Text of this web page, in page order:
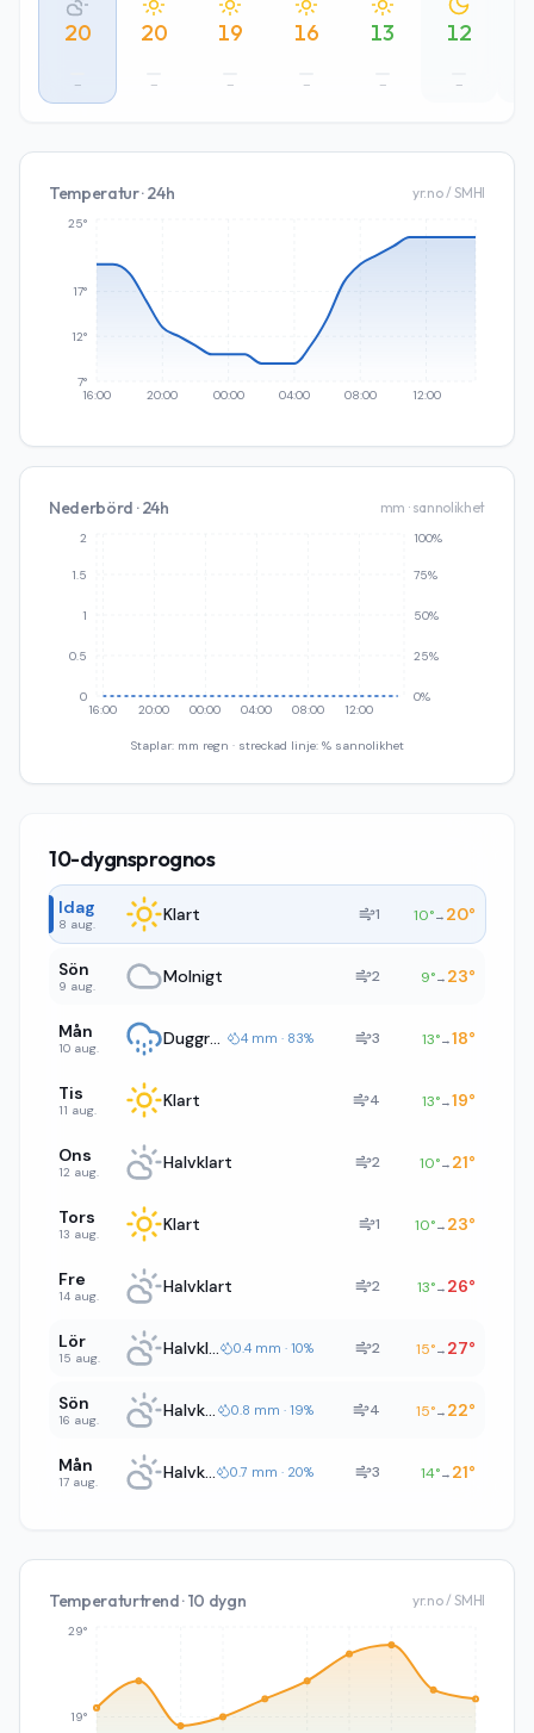
20
–
20
–
19
–
16
–
13
–
12
–
Temperatur · 24h yr.no / SMHI
16:00 20:00 00:00 04:00 08:00 12:00
7°
12°
17°
25°
Nederbörd · 24h mm · sannolikhet
16:00 20:00 00:00 04:00 08:00 12:00
0
0.5
1
1.5
2
0%
25%
50%
75%
100%
Staplar: mm regn · streckad linje: % sannolikhet
10-dygnsprognos
Idag
8 aug. Klart 1 10°→ 20°
Sön
9 aug. Molnigt 2 9°→ 23°
Mån
10 aug. Duggregn 4 mm · 83% 3 13°→18°
Tis
11 aug. Klart 4 13°→19°
Ons
12 aug. Halvklart 2 10°→ 21°
Tors
13 aug. Klart 1 10°→ 23°
Fre
14 aug. Halvklart 2 13°→ 26°
Lör
15 aug. Halvklart 0.4 mm · 10% 2 15°→ 27°
Sön
16 aug. Halvklart 0.8 mm · 19% 4 15°→ 22°
Mån
17 aug. Halvklart 0.7 mm · 20% 3 14°→ 21°
Temperaturtrend · 10 dygn yr.no / SMHI
19°
29°